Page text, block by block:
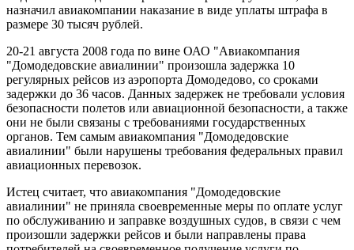
назначил авиакомпании наказание в виде уплаты штрафа в
размере 30 тысяч рублей.
20-21 августа 2008 года по вине ОАО "Авиакомпания
"Домодедовские авиалинии" произошла задержка 10
регулярных рейсов из аэропорта Домодедово, со сроками
задержки до 36 часов. Данных задержек не требовали условия
безопасности полетов или авиационной безопасности, а также
они не были связаны с требованиями государственных
органов. Тем самым авиакомпания "Домодедовские
авиалинии" были нарушены требования федеральных правил
авиационных перевозок.
Истец считает, что авиакомпания "Домодедовские
авиалинии" не приняла своевременные меры по оплате услуг
по обслуживанию и заправке воздушных судов, в связи с чем
произошли задержки рейсов и были направлены права